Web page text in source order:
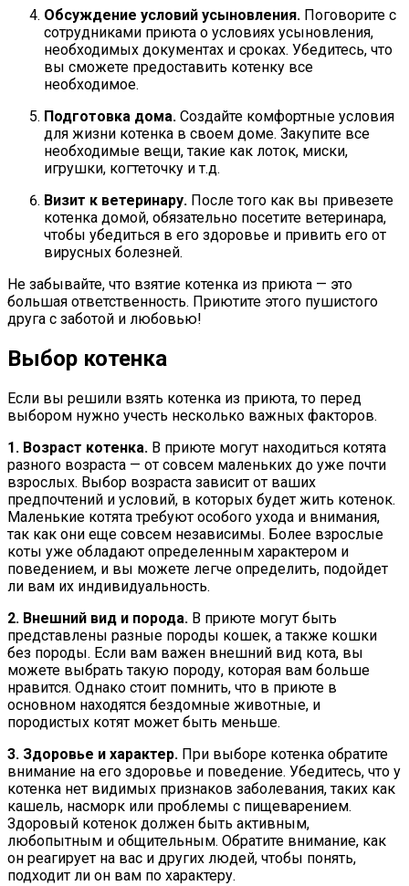
Обсуждение условий усыновления. Поговорите с
сотрудниками приюта о условиях усыновления,
необходимых документах и сроках. Убедитесь, что
вы сможете предоставить котенку все
необходимое.
Подготовка дома. Создайте комфортные условия
для жизни котенка в своем доме. Закупите все
необходимые вещи, такие как лоток, миски,
игрушки, когтеточку и т.д.
Визит к ветеринару. После того как вы привезете
котенка домой, обязательно посетите ветеринара,
чтобы убедиться в его здоровье и привить его от
вирусных болезней.
Не забывайте, что взятие котенка из приюта — это
большая ответственность. Приютите этого пушистого
друга с заботой и любовью!
Выбор котенка
Если вы решили взять котенка из приюта, то перед
выбором нужно учесть несколько важных факторов.
1. Возраст котенка. В приюте могут находиться котята
разного возраста — от совсем маленьких до уже почти
взрослых. Выбор возраста зависит от ваших
предпочтений и условий, в которых будет жить котенок.
Маленькие котята требуют особого ухода и внимания,
так как они еще совсем независимы. Более взрослые
коты уже обладают определенным характером и
поведением, и вы можете легче определить, подойдет
ли вам их индивидуальность.
2. Внешний вид и порода. В приюте могут быть
представлены разные породы кошек, а также кошки
без породы. Если вам важен внешний вид кота, вы
можете выбрать такую породу, которая вам больше
нравится. Однако стоит помнить, что в приюте в
основном находятся бездомные животные, и
породистых котят может быть меньше.
3. Здоровье и характер. При выборе котенка обратите
внимание на его здоровье и поведение. Убедитесь, что у
котенка нет видимых признаков заболевания, таких как
кашель, насморк или проблемы с пищеварением.
Здоровый котенок должен быть активным,
любопытным и общительным. Обратите внимание, как
он реагирует на вас и других людей, чтобы понять,
подходит ли он вам по характеру.